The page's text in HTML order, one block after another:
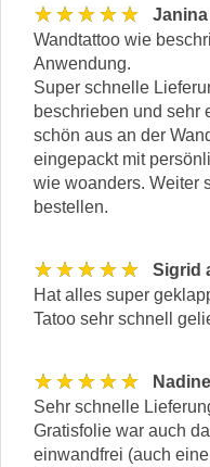
★★★★★
Janina
Wandtattoo wie
Anwendung.
Super schnelle
beschrieben und sehr
schön aus an der
eingepackt mit
wie woanders. Weiter
bestellen.
★★★★★
Sigrid
Hat alles super
Tatoo sehr schnell
★★★★★
Sehr schnelle
Gratisfolie war auch
einwandfrei (auch